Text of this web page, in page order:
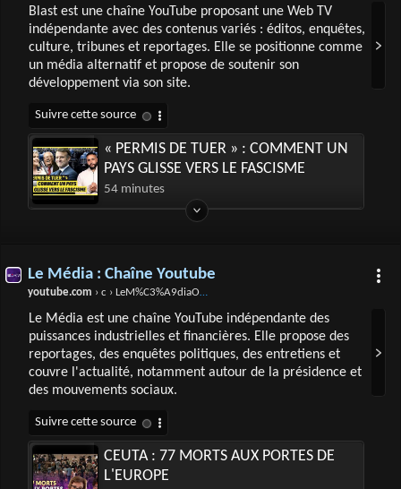
Blast est une chaîne YouTube proposant une Web TV
indépendante avec des contenus variés : éditos, enquêtes,
culture, tribunes et reportages. Elle se positionne comme
un média alternatif et propose de soutenir son
développement via son site.
« PERMIS DE TUER » : COMMENT UN
PAYS GLISSE VERS LE FASCISME
54 minutes
Le Média : Chaîne Youtube
youtube.com › c › LeM%C3%A9diaOfficiel
Le Média est une chaîne YouTube indépendante des
puissances industrielles et financières. Elle propose des
reportages, des enquêtes politiques, des entretiens et
couvre l'actualité, notamment autour de la présidence et
des mouvements sociaux.
CEUTA : 77 MORTS AUX PORTES DE
L'EUROPE